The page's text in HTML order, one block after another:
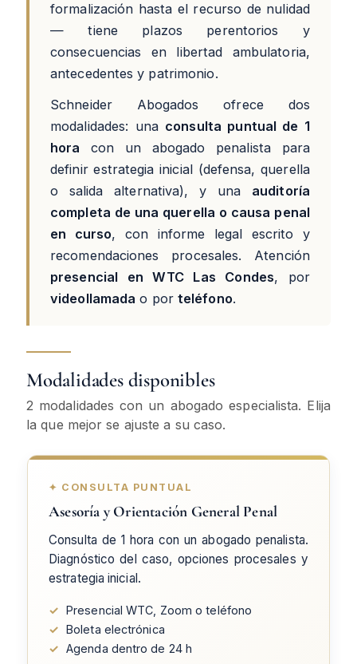
formalización hasta el recurso de nulidad
— tiene plazos perentorios y
consecuencias en libertad ambulatoria,
antecedentes y patrimonio.
Schneider Abogados ofrece dos
modalidades: una consulta puntual de 1
hora con un abogado penalista para
definir estrategia inicial (defensa, querella
o salida alternativa), y una auditoría
completa de una querella o causa penal
en curso, con informe legal escrito y
recomendaciones procesales. Atención
presencial en WTC Las Condes, por
videollamada o por teléfono.
Modalidades disponibles
2 modalidades con un abogado especialista. Elija
la que mejor se ajuste a su caso.
✦ CONSULTA PUNTUAL
Asesoría y Orientación General Penal
Consulta de 1 hora con un abogado penalista.
Diagnóstico del caso, opciones procesales y
estrategia inicial.
✓ Presencial WTC, Zoom o teléfono
✓ Boleta electrónica
✓ Agenda dentro de 24 h